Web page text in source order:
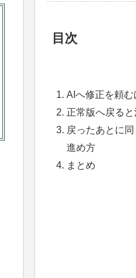
目次
AIへ修正を頼
正常版へ戻る
戻ったあとに
進め方
まとめ